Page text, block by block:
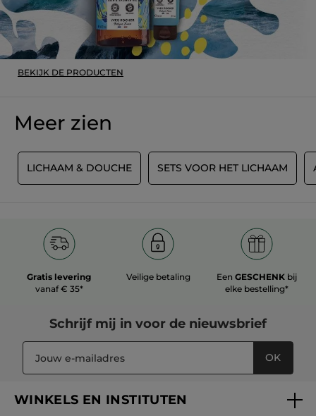
BEKIJK DE PRODUCTEN
Meer zien
LICHAAM & DOUCHE SETS VOOR HET LICHAAM
Gratis levering
vanaf € 35*
Veilige betaling EenGESCHENK bij
elke bestelling*
Schrijf mij in voor de nieuwsbrief
OK
WINKELS EN INSTITUTEN